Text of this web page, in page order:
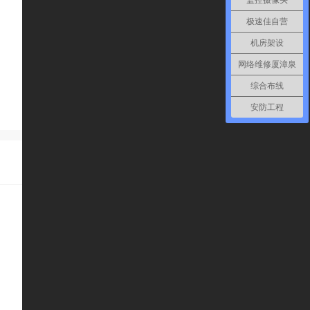
极速佳自营
机房架设
网络维修厦漳泉
综合布线
安防工程